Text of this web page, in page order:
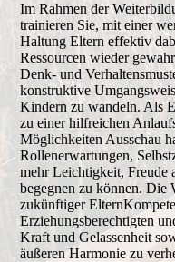
Im Rahmen der
trainieren Sie, mit einer
Haltung Eltern effektiv
Ressourcen wieder
Denk- und
konstruktive
Kindern zu wandeln. Als
zu einer hilfreichen
Möglichkeiten Ausschau
Rollenerwartungen,
mehr Leichtigkeit, Freude
begegnen zu können. Die
zukünftiger
Erziehungsberechtigten
Kraft und Gelassenheit
äußeren Harmonie zu